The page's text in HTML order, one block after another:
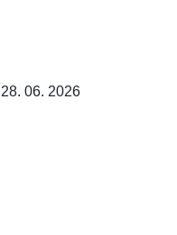
28. 06. 2026